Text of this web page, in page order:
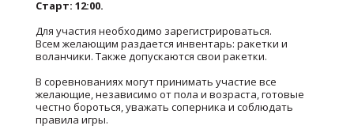
Старт: 12:00.
Для участия необходимо зарегистрироваться.
Всем желающим раздается инвентарь: ракетки и
воланчики. Также допускаются свои ракетки.
В соревнованиях могут принимать участие все
желающие, независимо от пола и возраста, готовые
честно бороться, уважать соперника и соблюдать
правила игры.